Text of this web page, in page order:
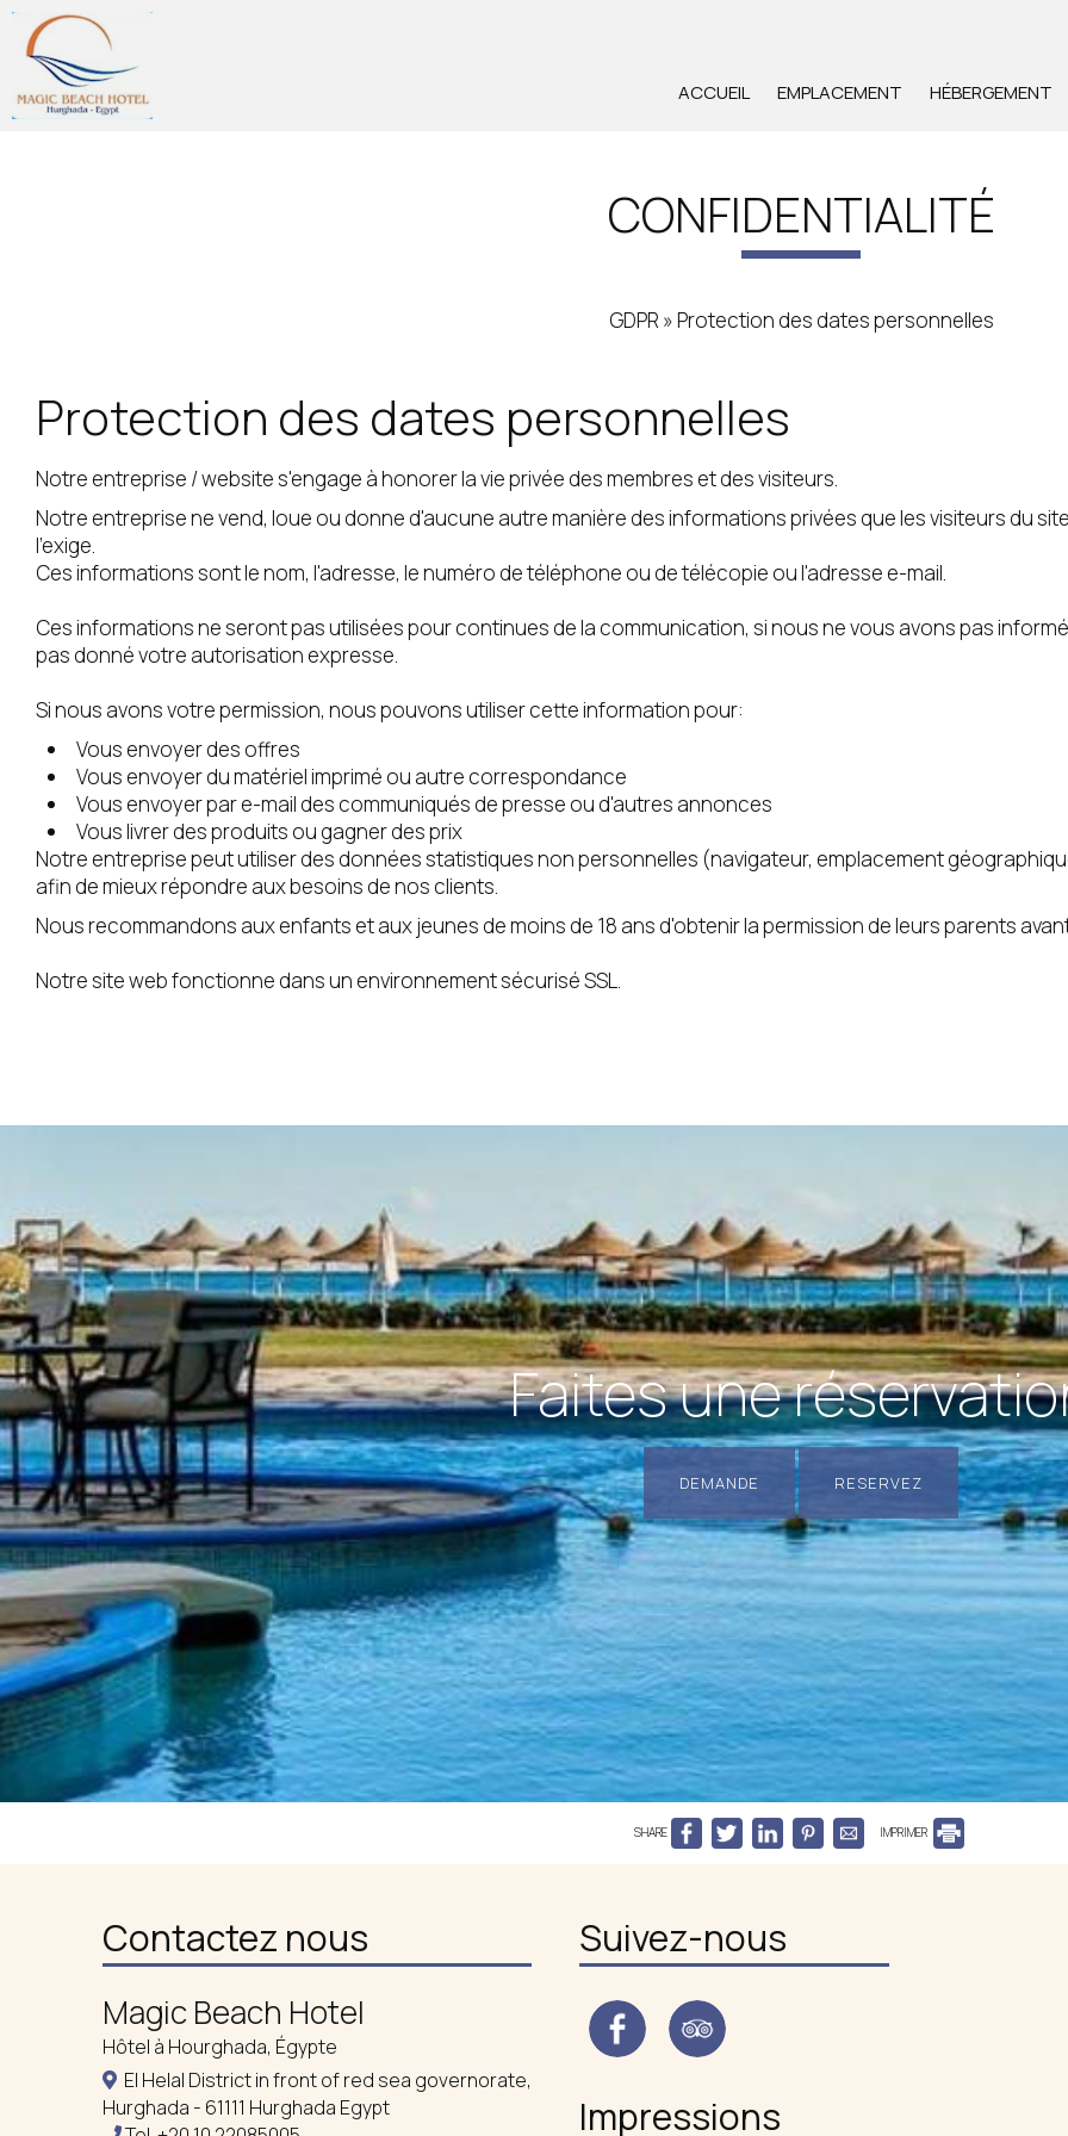
ACCUEIL EMPLACEMENT HÉBERGEMENT
CONFIDENTIALITÉ
GDPR » Protection des dates personnelles
Protection des dates personnelles
Notre entreprise / website s'engage à honorer la vie privée des membres et des visiteurs.
Notre entreprise ne vend, loue ou donne d'aucune autre manière des informations privées que les visiteurs du
l'exige.
Ces informations sont le nom, l'adresse, le numéro de téléphone ou de télécopie ou l'adresse e-mail.
Ces informations ne seront pas utilisées pour continues de la communication, si nous ne vous avons pas
pas donné votre autorisation expresse.
Si nous avons votre permission, nous pouvons utiliser cette information pour:
Vous envoyer des offres
Vous envoyer du matériel imprimé ou autre correspondance
Vous envoyer par e-mail des communiqués de presse ou d'autres annonces
Vous livrer des produits ou gagner des prix
Notre entreprise peut utiliser des données statistiques non personnelles (navigateur, emplacement
afin de mieux répondre aux besoins de nos clients.
Nous recommandons aux enfants et aux jeunes de moins de 18 ans d'obtenir la permission de leurs parents
Notre site web fonctionne dans un environnement sécurisé SSL.
Faites une
DEMANDE RESERVEZ
SHARE IMPRIMER
Contactez nous
Magic Beach Hotel
Hôtel à Hourghada, Égypte
El Helal District in front of red sea governorate,
Hurghada - 61111 Hurghada Egypt
Suivez-nous
Impressions